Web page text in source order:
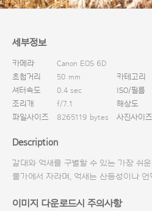
세부정보
카메라
Canon EOS 6D
초첨거리
50 mm 카테고리
셔터속도
0.4 sec ISO/필름
조리개
f/7.1 해상도
파일사이즈
8265119 bytes 사진사이즈
Description
갈대와 억새를 구별할 수 있는 가장 쉬
물가에서 자라며, 억새는 산등성이나 언
이미지 다운로드시 주의사항